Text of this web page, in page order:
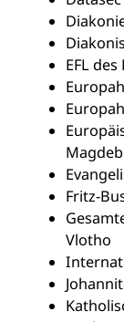
EFL
Fritz-
Vlotho